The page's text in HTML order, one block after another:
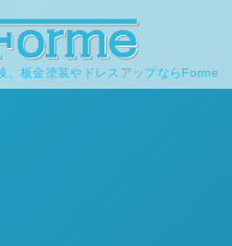
、板金塗装やドレスアップならForme